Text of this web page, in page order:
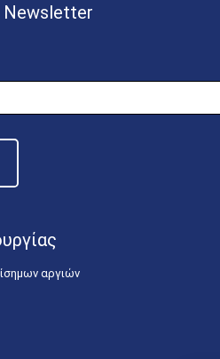
Newsletter
αργιών